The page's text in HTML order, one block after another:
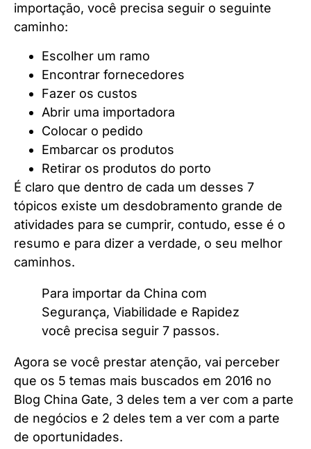
importação, você precisa seguir o seguinte
caminho:
Escolher um ramo
Encontrar fornecedores
Fazer os custos
Abrir uma importadora
Colocar o pedido
Embarcar os produtos
Retirar os produtos do porto
É claro que dentro de cada um desses 7
tópicos existe um desdobramento grande de
atividades para se cumprir, contudo, esse é o
resumo e para dizer a verdade, o seu melhor
caminhos.
Para importar da China com
Segurança, Viabilidade e Rapidez
você precisa seguir 7 passos.
Agora se você prestar atenção, vai perceber
que os 5 temas mais buscados em 2016 no
Blog China Gate, 3 deles tem a ver com a parte
de negócios e 2 deles tem a ver com a parte
de oportunidades.